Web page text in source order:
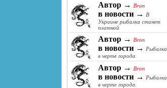
Автор → Bron
в новости →
В
Украине рыбалка станет
платной
Автор → Bron
в новости →
Рыбалка
в черте города.
Автор → Bron
в новости →
Рыбалка
в черте города.